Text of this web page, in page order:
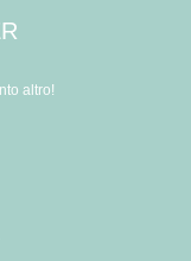
altro!